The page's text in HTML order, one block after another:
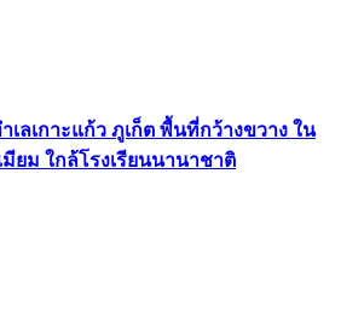
เลเกาะแก้ว ภูเก็ต พื้นที่กว้างขวาง ใน
ยม ใกล้โรงเรียนนานาชาติ